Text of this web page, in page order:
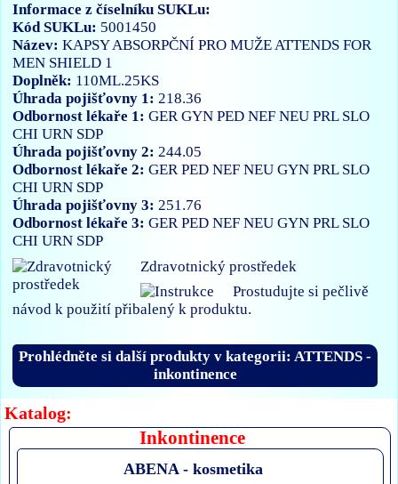
Katalog:
Inkontinence
ABENA - kosmetika
Informace z číselníku SUKLu:
Kód SUKLu: 5001450
Název:KAPSY ABSORPČNÍ PRO MUŽE ATTENDS FOR
MEN SHIELD 1
Doplněk: 110ML.25KS
Úhrada pojišťovny 1:218.36
Odbornost lékaře 1:GERGYNPEDNEFNEUPRL SLO
CHIURN SDP
Úhrada pojišťovny 2:244.05
Odbornost lékaře 2:GERPEDNEFNEUGYNPRL SLO
CHIURN SDP
Úhrada pojišťovny 3:251.76
Odbornost lékaře 3:GERPEDNEFNEUGYNPRL SLO
CHIURN SDP
Zdravotnický prostředek
Prostudujte si pečlivě
návod k použití přibalený k produktu.
Prohlédněte si další produkty v kategorii: ATTENDS -
inkontinence